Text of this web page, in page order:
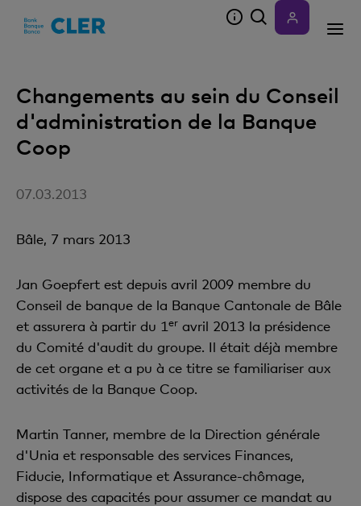
Changements au sein du Conseil
d'administration de la Banque
Coop
07.03.2013
Bâle, 7 mars 2013
Jan Goepfert est depuis avril 2009 membre du
Conseil de banque de la Banque Cantonale de Bâle
et assurera à partir du 1er avril 2013 la présidence
du Comité d'audit du groupe. Il était déjà membre
de cet organe et a pu à ce titre se familiariser aux
activités de la Banque Coop.
Martin Tanner, membre de la Direction générale
d'Unia et responsable des services Finances,
Fiducie, Informatique et Assurance-chômage,
dispose des capacités pour assumer ce mandat au